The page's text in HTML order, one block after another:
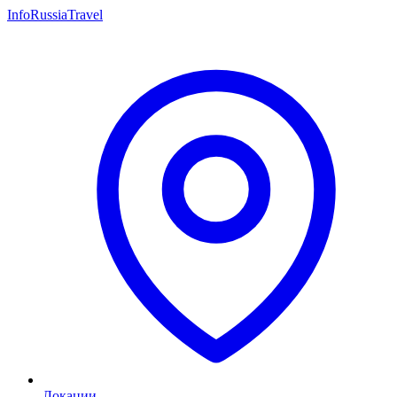
InfoRussiaTravel